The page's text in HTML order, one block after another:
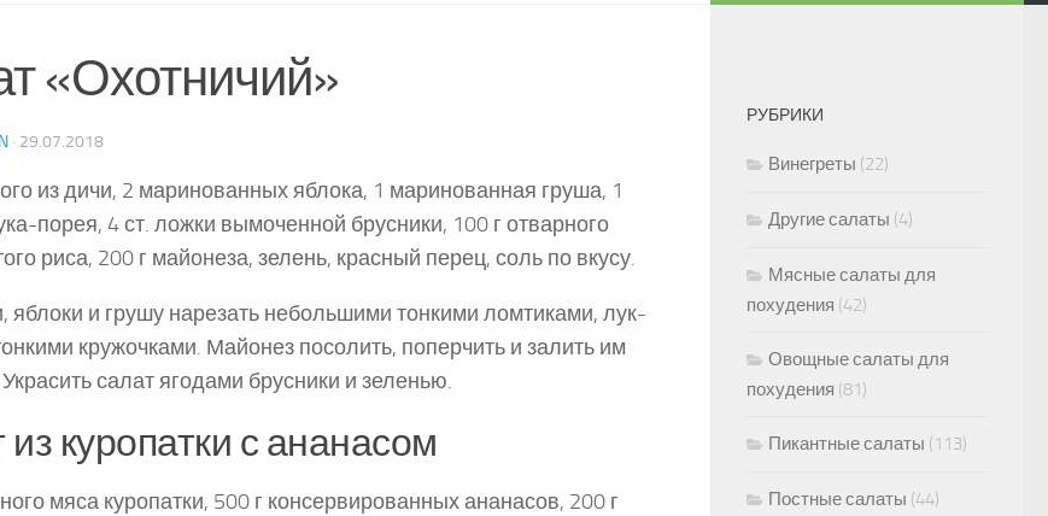
«Охотничий»
· 29.07.2018
из дичи, 2 маринованных яблока, 1 маринованная груша, 1
порея, 4 ст. ложки вымоченной брусники, 100 г отварного
риса, 200 г майонеза, зелень, красный перец, соль по вкусу.
яблоки и грушу нарезать небольшими тонкими ломтиками, лук-
кружочками. Майонез посолить, поперчить и залить им
салат ягодами брусники и зеленью.
куропатки с ананасом
мяса куропатки, 500 г консервированных ананасов, 200 г
РУБРИКИ
Винегреты (22)
Другие салаты (4)
Мясные салаты для
похудения (42)
Овощные салаты для
похудения (81)
Пикантные салаты (113)
Постные салаты (44)